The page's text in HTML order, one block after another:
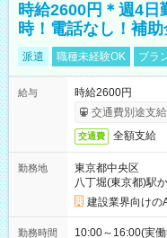
時給2600円＊週4日
時！電話なし！補
派遣 職種未経験OK ブラ
給与
時給2600円
交通費別途支
交通費 全額支給
勤務地
東京都中央区
八丁堀(東京都)駅
建設業界向けの
勤務時間
10:00～16:00(実